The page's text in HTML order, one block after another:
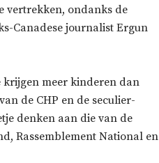
vertrekken, ondanks de
Canadese journalist Ergun
krijgen meer kinderen dan
de CHP en de seculier-
denken aan die van de
Rassemblement National en